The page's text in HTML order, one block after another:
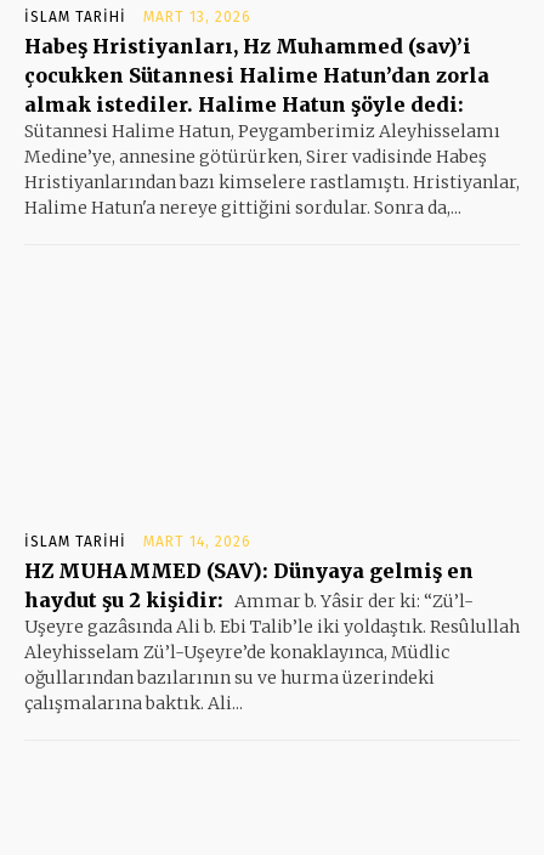
İSLAM TARIHI MART 13, 2026
Habeş Hristiyanları, Hz Muhammed (sav)’i
çocukken Sütannesi Halime Hatun’dan zorla
almak istediler. Halime Hatun şöyle dedi:
Sütannesi Halime Hatun, Peygamberimiz Aleyhisselamı
Medine’ye, annesine götürürken, Sirer vadisinde Habeş
Hristiyanlarından bazı kimselere rastlamıştı. Hristiyanlar,
Halime Hatun'a nereye gittiğini sordular. Sonra da,...
İSLAM TARIHI MART 14, 2026
HZ MUHAMMED (SAV): Dünyaya gelmiş en
haydut şu 2 kişidir: Ammar b. Yâsir der ki: “Zü’l-
Uşeyre gazâsında Ali b. Ebi Talib’le iki yoldaştık. Resûlullah
Aleyhisselam Zü’l-Uşeyre’de konaklayınca, Müdlic
oğullarından bazılarının su ve hurma üzerindeki
çalışmalarına baktık. Ali...